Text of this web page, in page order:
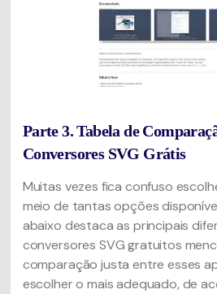
Parte 3. Tabela de
Conversores SVG Grátis
Muitas vezes fica confuso
meio de tantas opções
abaixo destaca as principais
conversores SVG gratuitos
comparação justa entre esses
escolher o mais adequado, de